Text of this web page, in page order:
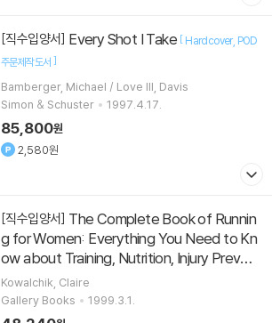
[직수입양서] Every Shot I Take [ Hardcover POD
주문제작도서 ]
Bamberger, Michael / Love III, Davis
Simon & Schuster
1997.4.17.
85,800원
2,580원
[직수입양서]
g for Women: Everything You Need to Kn
ow about Training, Nutrition, Injury Preven
tion, Motivation, Racing and Much, Much
Mo[Paperback POD 주문제작도서
Kowalchik, Claire
Gallery Books
1999.3.1.